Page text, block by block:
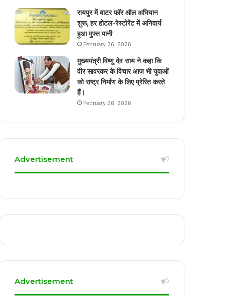
रायपुर में वाटर फॉर ऑल अभियान
शुरू, हर होटल-रेस्टोरेंट में अनिवार्य
हुआ मुफ्त पानी
February 26, 2026
मुख्यमंत्री विष्णु देव साय ने कहा कि
वीर सावरकर के विचार आज भी युवाओं
को राष्ट्र निर्माण के लिए प्रेरित करते
हैं।
February 26, 2026
Advertisement
Advertisement